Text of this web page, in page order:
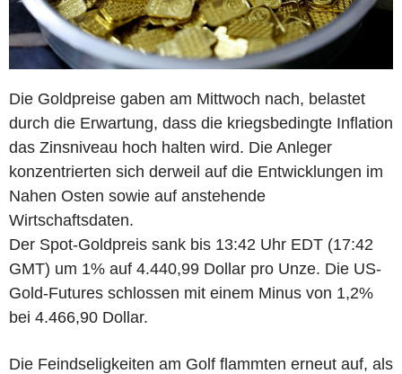
Die Goldpreise gaben am Mittwoch nach, belastet
durch die Erwartung, dass die kriegsbedingte Inflation
das Zinsniveau hoch halten wird. Die Anleger
konzentrierten sich derweil auf die Entwicklungen im
Nahen Osten sowie auf anstehende
Wirtschaftsdaten.
Der Spot-Goldpreis sank bis 13:42 Uhr EDT (17:42
GMT) um 1% auf 4.440,99 Dollar pro Unze. Die US-
Gold-Futures schlossen mit einem Minus von 1,2%
bei 4.466,90 Dollar.
Die Feindseligkeiten am Golf flammten erneut auf, als